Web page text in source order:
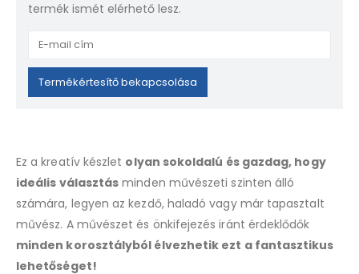
termék ismét elérhető lesz.
Enter
email
address
waitlist
for
this
product
Termékértesítő bekapcsolása
Ez a kreatív készlet olyan sokoldalú és gazdag, hogy
ideális választás minden művészeti szinten álló
számára, legyen az kezdő, haladó vagy már tapasztalt
művész. A művészet és önkifejezés iránt érdeklődők
minden korosztályból élvezhetik ezt a fantasztikus
lehetőséget!